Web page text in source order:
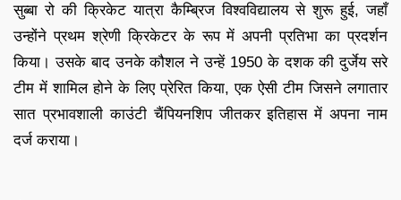
सुब्बा रो की क्रिकेट यात्रा कैम्ब्रिज विश्वविद्यालय से शुरू हुई, जहाँ
उन्होंने प्रथम श्रेणी क्रिकेटर के रूप में अपनी प्रतिभा का प्रदर्शन
किया। उसके बाद उनके कौशल ने उन्हें 1950 के दशक की दुर्जेय सरे
टीम में शामिल होने के लिए प्रेरित किया, एक ऐसी टीम जिसने लगातार
सात प्रभावशाली काउंटी चैंपियनशिप जीतकर इतिहास में अपना नाम
दर्ज कराया।